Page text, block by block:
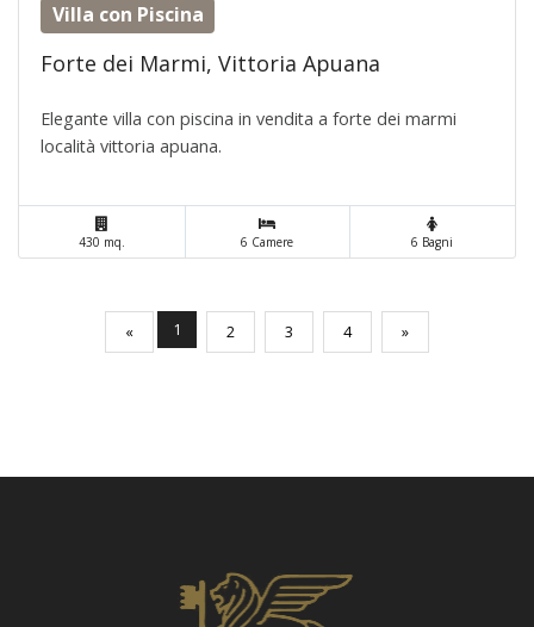
Villa con Piscina
Forte dei Marmi, Vittoria Apuana
Elegante villa con piscina in vendita a forte dei marmi
località vittoria apuana.
430 mq. 6 Camere 6 Bagni
« 1 (current)
2 3 4 »